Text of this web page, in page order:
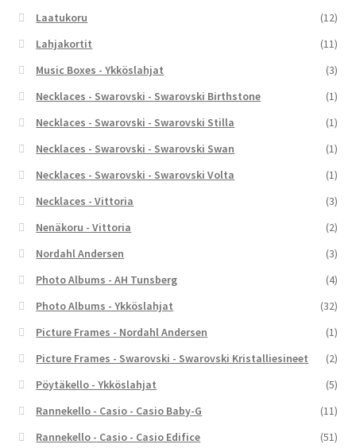
Laatukoru
(12)
Lahjakortit
(11)
Music Boxes - Ykköslahjat
(3)
Necklaces - Swarovski - Swarovski Birthstone
(1)
Necklaces - Swarovski - Swarovski Stilla
(1)
Necklaces - Swarovski - Swarovski Swan
(1)
Necklaces - Swarovski - Swarovski Volta
(1)
Necklaces - Vittoria
(3)
Nenäkoru - Vittoria
(2)
Nordahl Andersen
(3)
Photo Albums - AH Tunsberg
(4)
Photo Albums - Ykköslahjat
(32)
Picture Frames - Nordahl Andersen
(1)
Picture Frames - Swarovski - Swarovski Kristalliesineet
(2)
Pöytäkello - Ykköslahjat
(5)
Rannekello - Casio - Casio Baby-G
(11)
Rannekello - Casio - Casio Edifice
(51)